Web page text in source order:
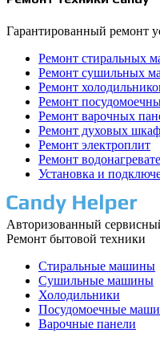
Гарантированный ремонт
Ремонт стиральных
Ремонт сушильных
Ремонт
Ремонт
Ремонт варочных
Ремонт духовых
Ремонт электроплит
Ремонт
Установка и
Авторизованный
Ремонт бытовой техники
Стиральные машины
Сушильные машины
Холодильники
Посудомоечные
Варочные панели